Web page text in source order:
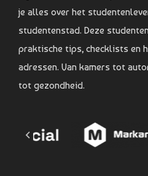
je alles over het
studentenstad. Deze
praktische tips, checklists en
adressen. Van kamers tot
tot gezondheid.